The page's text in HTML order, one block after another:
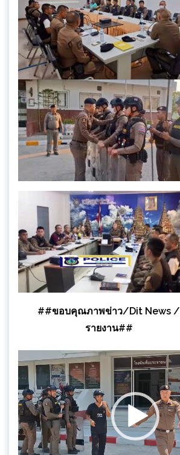
##ขอบคุณภาพข่าว/Dit News /
รายงาน##
เล่น
ไฟล์
วิดีโอ